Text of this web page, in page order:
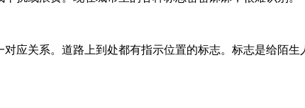
应关系。道路上到处都有指示位置的标志。标志是给陌